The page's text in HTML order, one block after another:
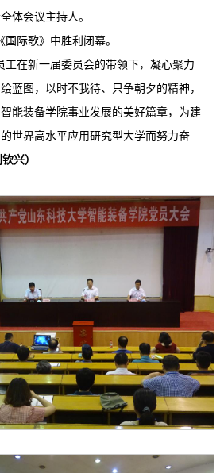
体会议主持人。
际歌》中胜利闭幕。
工在新一届委员会的带领下，凝心聚力
蓝图，以时不我待、只争朝夕的精神，
能装备学院事业发展的美好篇章，为建
世界高水平应用研究型大学而努力奋
钦兴）